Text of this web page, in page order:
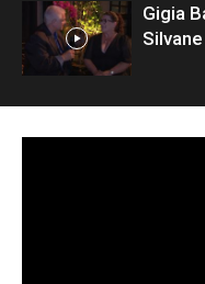
Gigia